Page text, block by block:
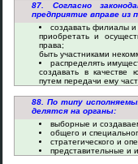
87. Согласно
предприятие вправе из
создавать филиалы и
приобретать и
права;
быть участниками
распределять
создавать в качестве
путем передачи ему
88. По типу
делятся на органы:
выборные и
общего и
стратегического и
представительные и